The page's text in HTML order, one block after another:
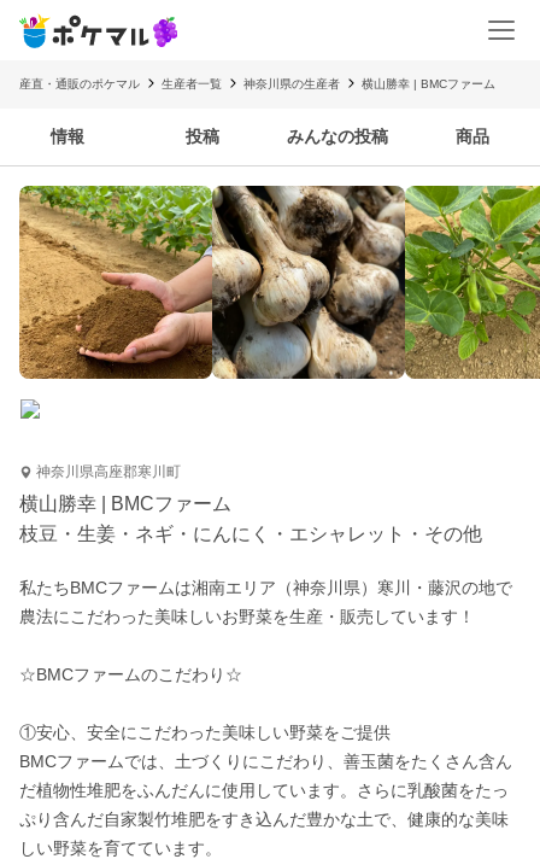
産直・通販のポケマル 生産者一覧 神奈川県の生産者 横山勝幸 | BMCファーム
情報 投稿 みんなの投稿 商品
神奈川県高座郡寒川町
横山勝幸 | BMCファーム
枝豆・生姜・ネギ・にんにく・エシャレット・その他
私たちBMCファームは湘南エリア（神奈川県）寒川・藤沢の地で
農法にこだわった美味しいお野菜を生産・販売しています！
☆BMCファームのこだわり☆
①安心、安全にこだわった美味しい野菜をご提供
BMCファームでは、土づくりにこだわり、善玉菌をたくさん含ん
だ植物性堆肥をふんだんに使用しています。さらに乳酸菌をたっ
ぷり含んだ自家製竹堆肥をすき込んだ豊かな土で、健康的な美味
しい野菜を育てています。